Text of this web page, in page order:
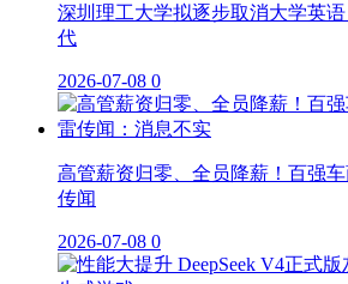
深圳理工大学拟逐步取消大学英
代
2026-07-08 0
高管薪资归零、全员降薪！百强
传闻
2026-07-08 0